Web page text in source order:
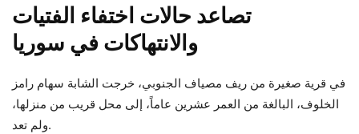
تصاعد حالات اختفاء الفتيات
والانتهاكات في سوريا
في قرية صغيرة من ريف مصياف الجنوبي، خرجت الشابة سهام رامز
الخلوف، البالغة من العمر عشرين عاماً، إلى محل قريب من منزلها،
ولم تعد.